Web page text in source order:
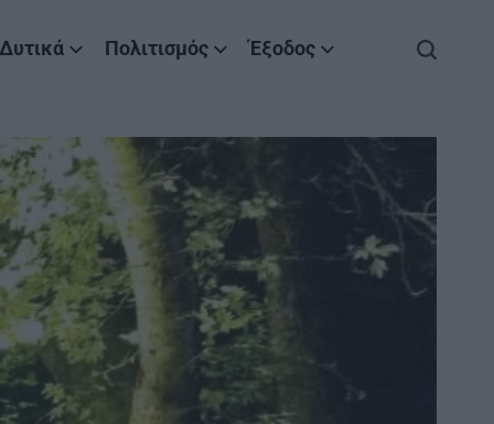
Δυτικά Πολιτισμός Έξοδος